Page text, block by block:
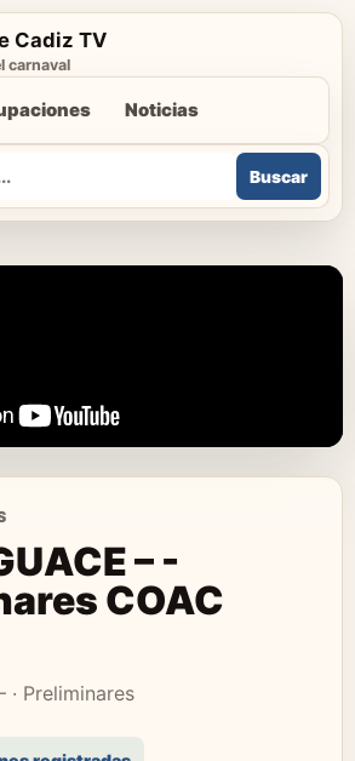
Cadiz TV
carnaval
Noticias
Buscar
– -
COAC
· Preliminares